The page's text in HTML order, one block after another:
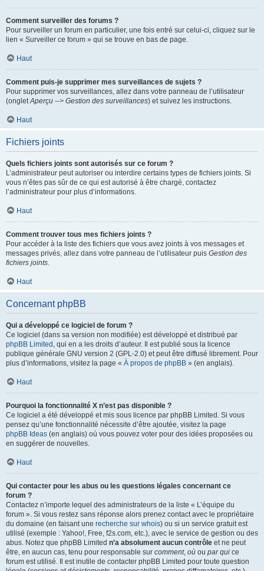
Comment surveiller des forums ?
Pour surveiller un forum en particulier, une fois entré sur celui-ci, cliquez sur le
lien « Surveiller ce forum » qui se trouve en bas de page.
Haut
Comment puis-je supprimer mes surveillances de sujets ?
Pour supprimer vos surveillances, allez dans votre panneau de l’utilisateur
(ongletAperçu --> Gestion des surveillances) et suivez les instructions.
Haut
Fichiers joints
Quels fichiers joints sont autorisés sur ce forum ?
L’administrateur peut autoriser ou interdire certains types de fichiers joints. Si
vous n’êtes pas sûr de ce qui est autorisé à être chargé, contactez
l’administrateur pour plus d’informations.
Haut
Comment trouver tous mes fichiers joints ?
Pour accéder à la liste des fichiers que vous avez joints à vos messages et
messages privés, allez dans votre panneau de l’utilisateur puis Gestion des
fichiers joints.
Haut
Concernant phpBB
Qui a développé ce logiciel de forum ?
Ce logiciel (dans sa version non modifiée) est développé et distribué par
phpBB Limited , qui en a les droits d’auteur. Il est publié sous la licence
publique générale GNU version 2 (GPL-2.0) et peut être diffusé librement. Pour
plus d’informations, visitez la page « À propos de phpBB » (en anglais).
Haut
Pourquoi la fonctionnalité X n’est pas disponible ?
Ce logiciel a été développé et mis sous licence par phpBB Limited. Si vous
pensez qu’une fonctionnalité nécessite d’être ajoutée, visitez la page
phpBB Ideas (en anglais) où vous pouvez voter pour des idées proposées ou
en suggérer de nouvelles.
Haut
Qui contacter pour les abus ou les questions légales concernant ce
forum ?
Contactez n’importe lequel des administrateurs de la liste « L’équipe du
forum ». Si vous restez sans réponse alors prenez contact avec le propriétaire
du domaine (en faisant une recherche sur whois) ou si un service gratuit est
utilisé (exemple : Yahoo!, Free, f2s.com, etc.), avec le service de gestion ou des
abus. Notez que phpBB Limited n’a absolument aucun contrôle et ne peut
être, en aucun cas, tenu pour responsable sur comment, où ou par qui ce
forum est utilisé. Il est inutile de contacter phpBB Limited pour toute question